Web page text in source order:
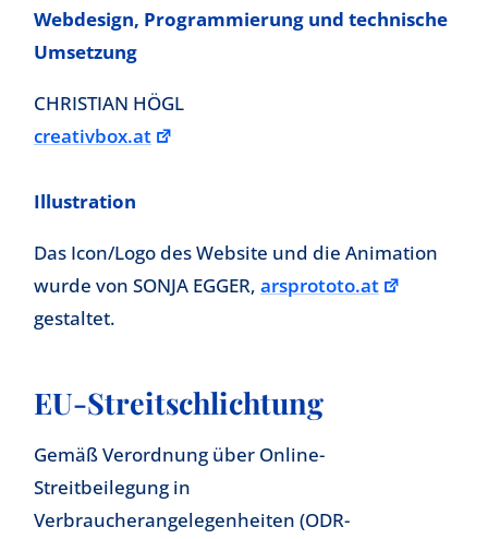
Webdesign, Programmierung und technische
Umsetzung
CHRISTIAN HÖGL
creativbox.at
Illustration
Das Icon/Logo des Website und die Animation
wurde von SONJA EGGER, arsprototo.at
gestaltet.
EU-Streitschlichtung
Gemäß Verordnung über Online-
Streitbeilegung in
Verbraucherangelegenheiten (ODR-